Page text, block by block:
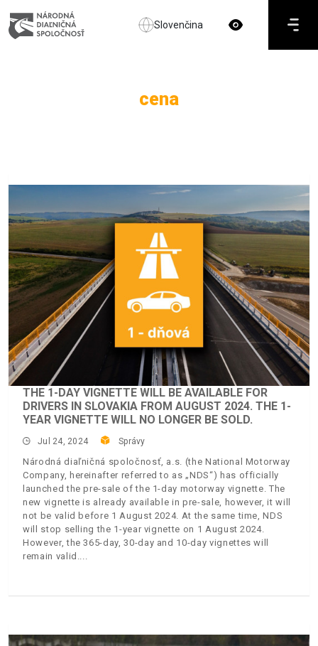
Slovenčina
cena
THE 1-DAY VIGNETTE WILL BE AVAILABLE FOR
DRIVERS IN SLOVAKIA FROM AUGUST 2024. THE 1-
YEAR VIGNETTE WILL NO LONGER BE SOLD.
Jul 24, 2024 Správy
Národná diaľničná spoločnosť, a.s. (the National Motorway
Company, hereinafter referred to as „NDS“) has officially
launched the pre-sale of the 1-day motorway vignette. The
new vignette is already available in pre-sale, however, it will
not be valid before 1 August 2024. At the same time, NDS
will stop selling the 1-year vignette on 1 August 2024.
However, the 365-day, 30-day and 10-day vignettes will
remain valid.